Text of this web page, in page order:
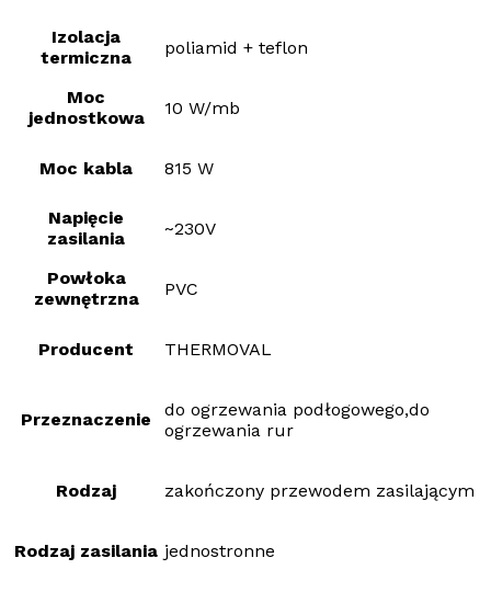
Izolacja
termiczna
poliamid + teflon
Moc
jednostkowa
10 W/mb
Moc kabla 815 W
Napięcie
zasilania
~230V
Powłoka
zewnętrzna
PVC
Producent THERMOVAL
Przeznaczenie
do ogrzewania podłogowego,do
ogrzewania rur
Rodzaj zakończony przewodem zasilającym
Rodzaj zasilania jednostronne